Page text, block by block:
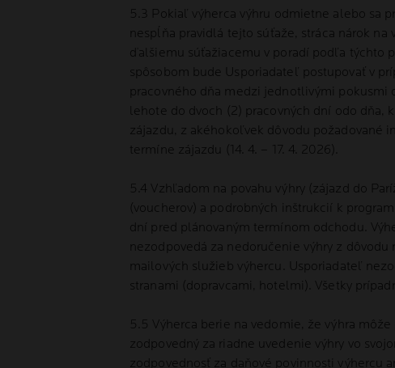
5.3 Pokiaľ výherca výhru odmietne alebo sa
nespĺňa pravidlá tejto súťaže, stráca nárok
ďalšiemu súťažiacemu v poradí podľa týchto
spôsobom bude Usporiadateľ postupovať v
pracovného dňa medzi jednotlivými
lehote do dvoch (2) pracovných dní odo dňa,
zájazdu, z akéhokoľvek dôvodu požadované
termíne zájazdu (14. 4. – 17. 4. 2026).
5.4 Vzhľadom na povahu výhry (zájazd do
(voucherov) a podrobných inštrukcií k
dní pred plánovaným termínom odchodu.
nezodpovedá za nedoručenie výhry z
mailových služieb výhercu. Usporiadateľ
stranami (dopravcami, hotelmi). Všetky
5.5 Výherca berie na vedomie, že výhra
zodpovedný za riadne uvedenie výhry vo
zodpovednosť za daňové povinnosti výhercu